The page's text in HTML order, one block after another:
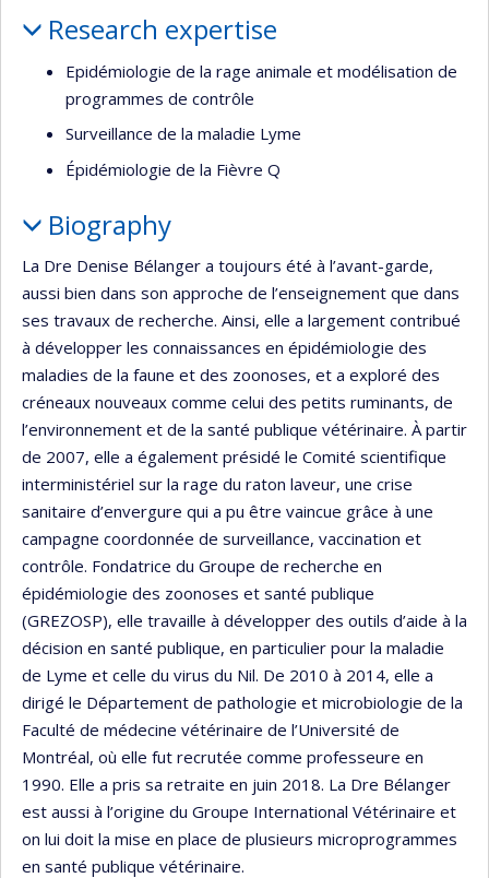
Research expertise
Epidémiologie de la rage animale et modélisation de
programmes de contrôle
Surveillance de la maladie Lyme
Épidémiologie de la Fièvre Q
Biography
La Dre Denise Bélanger a toujours été à l’avant-garde,
aussi bien dans son approche de l’enseignement que dans
ses travaux de recherche. Ainsi, elle a largement contribué
à développer les connaissances en épidémiologie des
maladies de la faune et des zoonoses, et a exploré des
créneaux nouveaux comme celui des petits ruminants, de
l’environnement et de la santé publique vétérinaire. À partir
de 2007, elle a également présidé le Comité scientifique
interministériel sur la rage du raton laveur, une crise
sanitaire d’envergure qui a pu être vaincue grâce à une
campagne coordonnée de surveillance, vaccination et
contrôle. Fondatrice du Groupe de recherche en
épidémiologie des zoonoses et santé publique
(GREZOSP), elle travaille à développer des outils d’aide à la
décision en santé publique, en particulier pour la maladie
de Lyme et celle du virus du Nil. De 2010 à 2014, elle a
dirigé le Département de pathologie et microbiologie de la
Faculté de médecine vétérinaire de l’Université de
Montréal, où elle fut recrutée comme professeure en
1990. Elle a pris sa retraite en juin 2018. La Dre Bélanger
est aussi à l’origine du Groupe International Vétérinaire et
on lui doit la mise en place de plusieurs microprogrammes
en santé publique vétérinaire.